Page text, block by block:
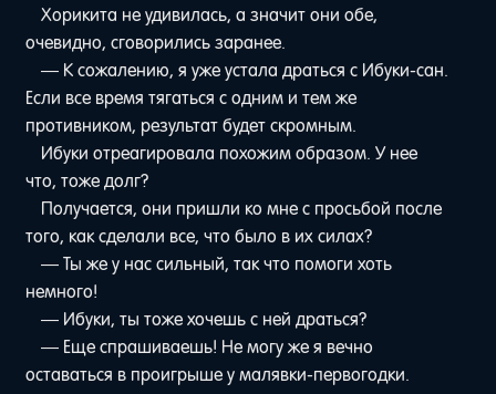
Хорикита не удивилась, а значит они обе,
очевидно, сговорились заранее.
— К сожалению, я уже устала драться с Ибуки-сан.
Если все время тягаться с одним и тем же
противником, результат будет скромным.
Ибуки отреагировала похожим образом. У нее
что, тоже долг?
Получается, они пришли ко мне с просьбой после
того, как сделали все, что было в их силах?
— Ты же у нас сильный, так что помоги хоть
немного!
— Ибуки, ты тоже хочешь с ней драться?
— Еще спрашиваешь! Не могу же я вечно
оставаться в проигрыше у малявки-первогодки.